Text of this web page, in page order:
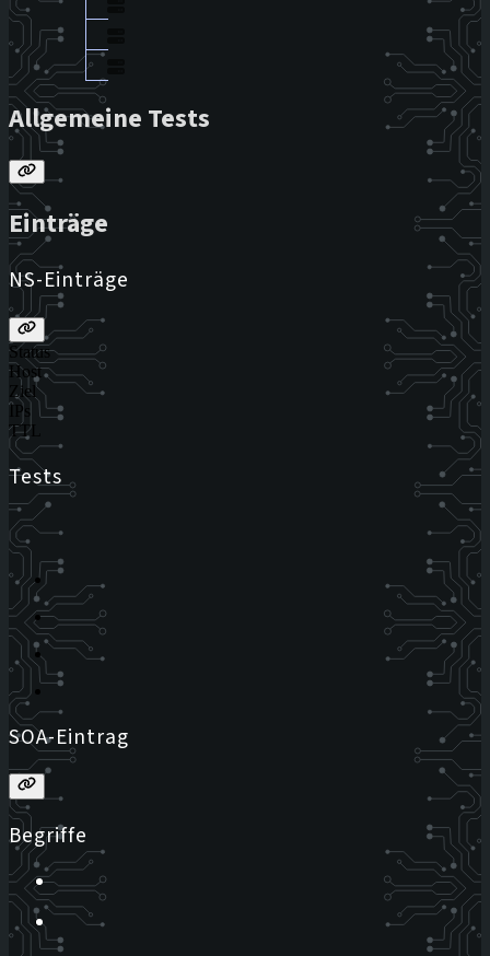
Allgemeine Tests
Einträge
NS-Einträge
Status
Host
Ziel
IPs
TTL
Tests
SOA-Eintrag
Begriffe